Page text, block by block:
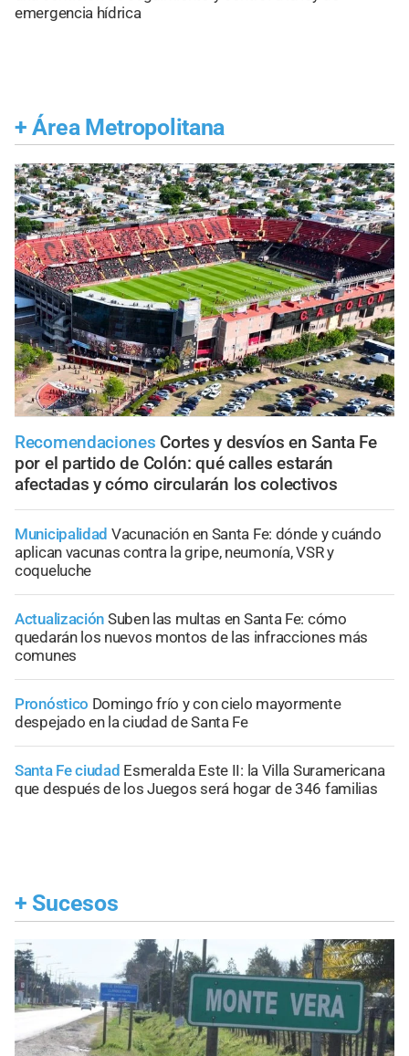
emergencia hídrica
+ Área Metropolitana
Recomendaciones Cortes y desvíos en Santa Fe
por el partido de Colón: qué calles estarán
afectadas y cómo circularán los colectivos
Municipalidad Vacunación en Santa Fe: dónde y cuándo
aplican vacunas contra la gripe, neumonía, VSR y
coqueluche
Actualización Suben las multas en Santa Fe: cómo
quedarán los nuevos montos de las infracciones más
comunes
Pronóstico Domingo frío y con cielo mayormente
despejado en la ciudad de Santa Fe
Santa Fe ciudad Esmeralda Este II: la Villa Suramericana
que después de los Juegos será hogar de 346 familias
+ Sucesos